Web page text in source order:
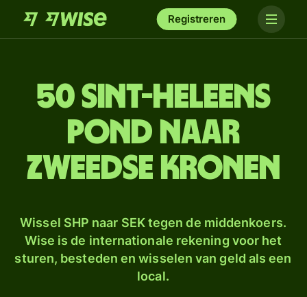
Registreren
50 Sint-Heleens
pond naar
Zweedse kronen
Wissel SHP naar SEK tegen de middenkoers.
Wise is de internationale rekening voor het
sturen, besteden en wisselen van geld als een
local.